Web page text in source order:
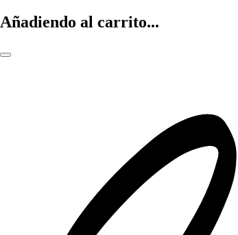
Añadiendo al carrito...